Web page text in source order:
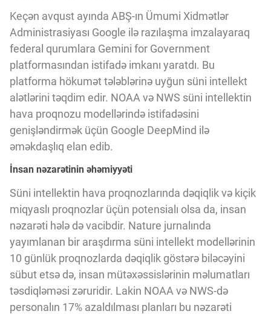
Keçən avqust ayında ABŞ-ın Ümumi Xidmətlər
Administrasiyası Google ilə razılaşma imzalayaraq
federal qurumlara Gemini for Government
platformasından istifadə imkanı yaratdı. Bu
platforma hökumət tələblərinə uyğun süni intellekt
alətlərini təqdim edir. NOAA və NWS süni intellektin
hava proqnozu modellərində istifadəsini
genişləndirmək üçün Google DeepMind ilə
əməkdaşlıq elan edib.
İnsan nəzarətinin əhəmiyyəti
Süni intellektin hava proqnozlarında dəqiqlik və kiçik
miqyaslı proqnozlar üçün potensialı olsa da, insan
nəzarəti hələ də vacibdir. Nature jurnalında
yayımlanan bir araşdırma süni intellekt modellərinin
10 günlük proqnozlarda dəqiqlik göstərə biləcəyini
sübut etsə də, insan mütəxəssislərinin məlumatları
təsdiqləməsi zəruridir. Lakin NOAA və NWS-də
personalın 17% azaldılması planları bu nəzarəti